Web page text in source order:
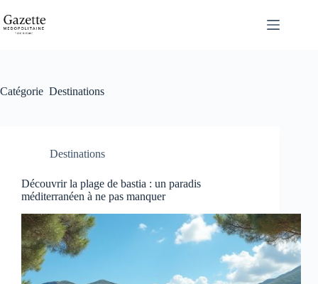
au
contenu
Catégorie Destinations
Destinations
Découvrir la plage de bastia : un paradis
méditerranéen à ne pas manquer